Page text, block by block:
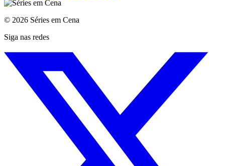
© 2026 Séries em Cena
Siga nas redes